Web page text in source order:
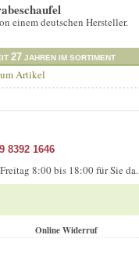
einem deutschen Hersteller.
27 JAHREN IM SORTIMENT
Artikel
8392 1646
8:00 bis 18:00 für Sie da.
Online Widerruf